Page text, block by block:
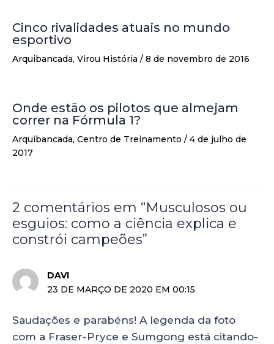
Cinco rivalidades atuais no mundo
esportivo
Arquibancada, Virou História / 8 de novembro de 2016
Onde estão os pilotos que almejam
correr na Fórmula 1?
Arquibancada, Centro de Treinamento / 4 de julho de
2017
2 comentários em “Musculosos ou
esguios: como a ciência explica e
constrói campeões”
DAVI
23 DE MARÇO DE 2020 EM 00:15
Saudações e parabéns! A legenda da foto
com a Fraser-Pryce e Sumgong está citando-